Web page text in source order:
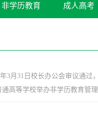
非学历教育 成人高考
3月31日校长办公会审议通过
高等学校举办非学历教育管